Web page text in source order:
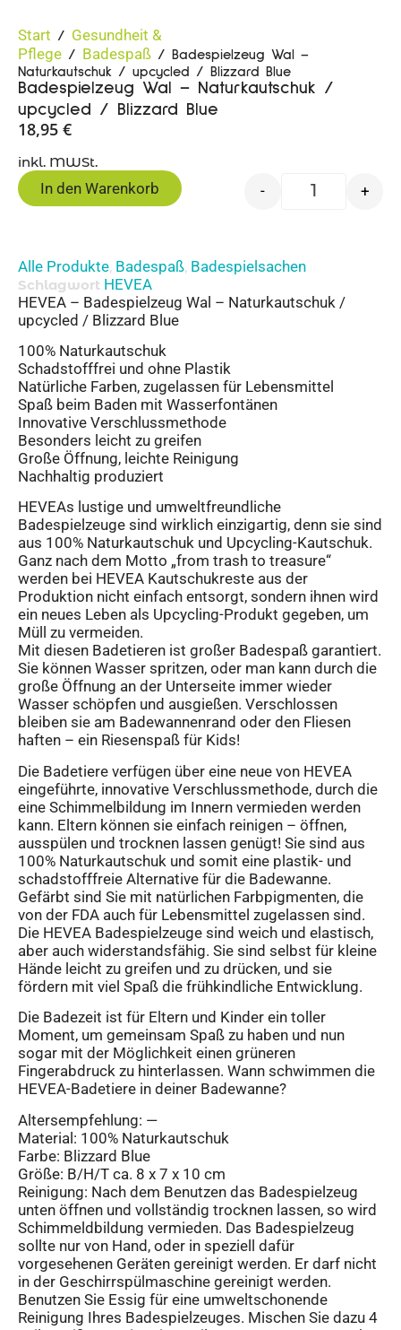
Start / Gesundheit &
Pflege / Badespaß / Badespielzeug Wal –
Naturkautschuk / upcycled / Blizzard Blue
Badespielzeug Wal – Naturkautschuk /
upcycled / Blizzard Blue
18,95 €
inkl. MWSt.
- +
In den Warenkorb
Alle Produkte, Badespaß, Badespielsachen
Schlagwort HEVEA
HEVEA – Badespielzeug Wal – Naturkautschuk /
upcycled / Blizzard Blue
100% Naturkautschuk
Schadstofffrei und ohne Plastik
Natürliche Farben, zugelassen für Lebensmittel
Spaß beim Baden mit Wasserfontänen
Innovative Verschlussmethode
Besonders leicht zu greifen
Große Öffnung, leichte Reinigung
Nachhaltig produziert
HEVEAs lustige und umweltfreundliche
Badespielzeuge sind wirklich einzigartig, denn sie sind
aus 100% Naturkautschuk und Upcycling-Kautschuk.
Ganz nach dem Motto „from trash to treasure“
werden bei HEVEA Kautschukreste aus der
Produktion nicht einfach entsorgt, sondern ihnen wird
ein neues Leben als Upcycling-Produkt gegeben, um
Müll zu vermeiden.
Mit diesen Badetieren ist großer Badespaß garantiert.
Sie können Wasser spritzen, oder man kann durch die
große Öffnung an der Unterseite immer wieder
Wasser schöpfen und ausgießen. Verschlossen
bleiben sie am Badewannenrand oder den Fliesen
haften – ein Riesenspaß für Kids!
Die Badetiere verfügen über eine neue von HEVEA
eingeführte, innovative Verschlussmethode, durch die
eine Schimmelbildung im Innern vermieden werden
kann. Eltern können sie einfach reinigen – öffnen,
ausspülen und trocknen lassen genügt! Sie sind aus
100% Naturkautschuk und somit eine plastik- und
schadstofffreie Alternative für die Badewanne.
Gefärbt sind Sie mit natürlichen Farbpigmenten, die
von der FDA auch für Lebensmittel zugelassen sind.
Die HEVEA Badespielzeuge sind weich und elastisch,
aber auch widerstandsfähig. Sie sind selbst für kleine
Hände leicht zu greifen und zu drücken, und sie
fördern mit viel Spaß die frühkindliche Entwicklung.
Die Badezeit ist für Eltern und Kinder ein toller
Moment, um gemeinsam Spaß zu haben und nun
sogar mit der Möglichkeit einen grüneren
Fingerabdruck zu hinterlassen. Wann schwimmen die
HEVEA-Badetiere in deiner Badewanne?
Altersempfehlung: —
Material: 100% Naturkautschuk
Farbe: Blizzard Blue
Größe: B/H/T ca. 8 x 7 x 10 cm
Reinigung: Nach dem Benutzen das Badespielzeug
unten öffnen und vollständig trocknen lassen, so wird
Schimmeldbildung vermieden. Das Badespielzeug
sollte nur von Hand, oder in speziell dafür
vorgesehenen Geräten gereinigt werden. Er darf nicht
in der Geschirrspülmaschine gereinigt werden.
Benutzen Sie Essig für eine umweltschonende
Reinigung Ihres Badespielzeuges. Mischen Sie dazu 4